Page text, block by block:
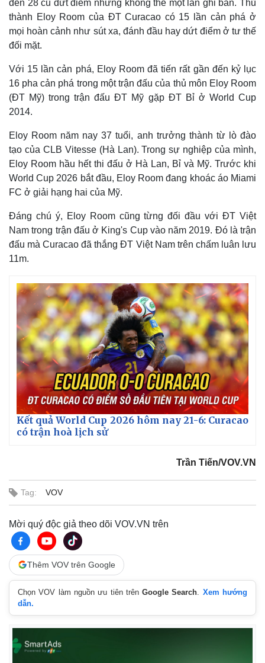
Quan sát
Cuộc sống đó đây
Hồ sơ
Video
Ảnh
E-Magazine
Infographic
đến 28 cú dứt điểm nhưng không thể một lần ghi bàn. Thủ
thành Eloy Room của ĐT Curacao có 15 lần cản phá ở
mọi hoàn cảnh như sút xa, đánh đầu hay dứt điểm ở tư thế
đối mặt.
Với 15 lần cản phá, Eloy Room đã tiến rất gần đến kỷ lục
16 pha cản phá trong một trận đấu của thủ môn Eloy Room
(ĐT Mỹ) trong trận đấu ĐT Mỹ gặp ĐT Bỉ ở World Cup
2014.
Eloy Room năm nay 37 tuổi, anh trưởng thành từ lò đào
tạo của CLB Vitesse (Hà Lan). Trong sự nghiệp của mình,
Eloy Room hầu hết thi đấu ở Hà Lan, Bỉ và Mỹ. Trước khi
World Cup 2026 bắt đầu, Eloy Room đang khoác áo Miami
FC ở giải hạng hai của Mỹ.
Đáng chú ý, Eloy Room cũng từng đối đầu với ĐT Việt
Nam trong trận đấu ở King's Cup vào năm 2019. Đó là trận
đấu mà Curacao đã thắng ĐT Việt Nam trên chấm luân lưu
11m.
Kết quả World Cup 2026 hôm nay 21-6: Curacao
có trận hoà lịch sử
Trần Tiến/VOV.VN
Tag: VOV
Mời quý độc giả theo dõi VOV.VN trên
Thêm VOV trên Google
Chọn VOV làm nguồn ưu tiên trênGoogle Search
Xem hướng
dẫn.